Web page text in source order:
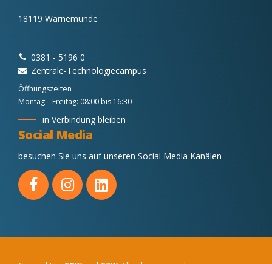
18119 Warnemünde
0381 - 5196 0
Zentrale-Technologiecampus
Öffnungszeiten
Montag – Freitag: 08:00 bis 16:30
in Verbindung bleiben
Social Media
besuchen Sie uns auf unseren Social Media Kanälen